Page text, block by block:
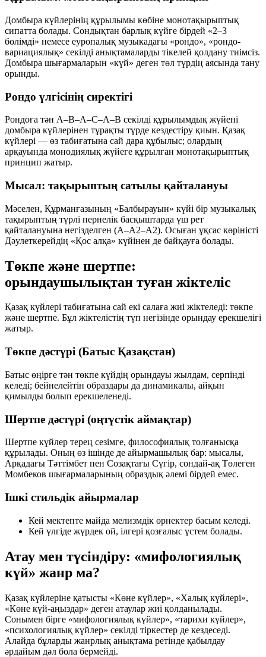
Домбыра күйлерінің құрылымы көбіне монотақырыптық
сипатта болады. Сондықтан барлық күйге бірдей «2–3
бөлімді» немесе еуропалық музыкадағы «рондо», «рондо-
вариациялық» секілді анықтамаларды тікелей қолдану тиімсіз.
Домбыра шығармаларын «күй» деген төл түрдің аясында тану
орынды.
Рондо үлгісінің сиректігі
Рондоға тән A–B–A–C–A–B секілді құрылымдық жүйені
домбыра күйлерінен тұрақты түрде кездестіру қиын. Қазақ
күйлері — өз табиғатына сай дара құбылыс; олардың
арқауында монодиялық жүйеге құрылған монотақырыптық
принцип жатыр.
Мысал: тақырыптың сатылы қайталануы
Мәселен, Құрманғазының «Балбырауын» күйі бір музыкалық
тақырыптың түрлі пернелік басқыштарда үш рет
қайталануына негізделген (A–A2–A2). Осыған ұқсас көріністі
Дәулеткерейдің «Қос алқа» күйінен де байқауға болады.
Төкпе және шертпе:
орындаушылықтан туған жіктеліс
Қазақ күйлері табиғатына сай екі салаға жиі жіктеледі: төкпе
және шертпе. Бұл жіктелістің түп негізінде орындау ерекшелігі
жатыр.
Төкпе дәстүрі (Батыс Қазақстан)
Батыс өңірге тән төкпе күйдің орындауы жылдам, серпінді
келеді; бейнелейтін образдары да динамикалы, айқын
қимылды болып ерекшеленеді.
Шертпе дәстүрі (оңтүстік аймақтар)
Шертпе күйлер терең сезімге, философиялық толғанысқа
құрылады. Оның өз ішінде де айырмашылық бар: мысалы,
Арқадағы Тәттімбет пен Созақтағы Сүгір, сондай-ақ Төлеген
Момбеков шығармаларының образдық әлемі бірдей емес.
Ішкі стильдік айырмалар
Кей мектепте майда мелизмдік өрнектер басым келеді.
Кей үлгіде жүрдек ой, ілгері қозғалыс үстем болады.
Атау мен түсіндіру: «мифологиялық
күй» жанр ма?
Қазақ күйлеріне қатысты «Көне күйлер», «Халық күйлері»,
«Көне күй-аңыздар» деген атаулар жиі қолданылады.
Сонымен бірге «мифологиялық күйлер», «тарихи күйлер»,
«психологиялық күйлер» секілді тіркестер де кездеседі.
Алайда бұларды жанрлық анықтама ретінде қабылдау
әрдайым дәл бола бермейді.